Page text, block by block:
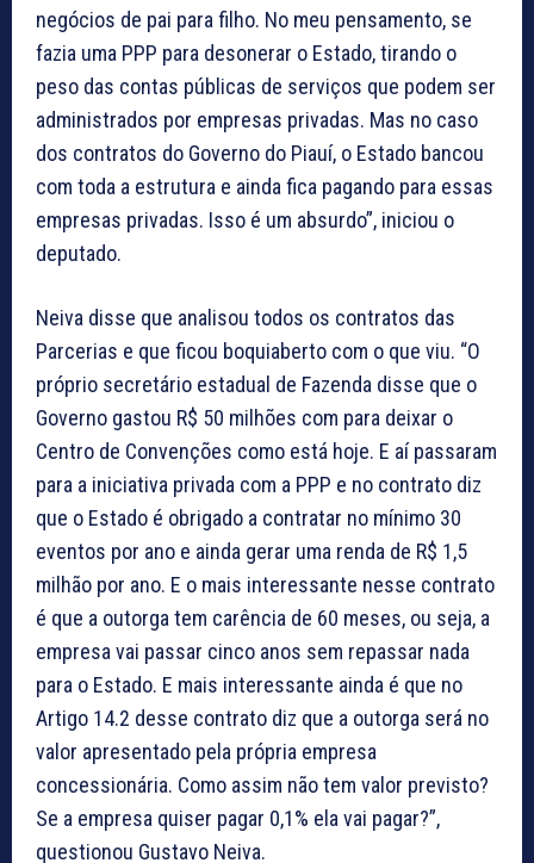
negócios de pai para filho. No meu pensamento, se
fazia uma PPP para desonerar o Estado, tirando o
peso das contas públicas de serviços que podem ser
administrados por empresas privadas. Mas no caso
dos contratos do Governo do Piauí, o Estado bancou
com toda a estrutura e ainda fica pagando para essas
empresas privadas. Isso é um absurdo”, iniciou o
deputado.
Neiva disse que analisou todos os contratos das
Parcerias e que ficou boquiaberto com o que viu. “O
próprio secretário estadual de Fazenda disse que o
Governo gastou R$ 50 milhões com para deixar o
Centro de Convenções como está hoje. E aí passaram
para a iniciativa privada com a PPP e no contrato diz
que o Estado é obrigado a contratar no mínimo 30
eventos por ano e ainda gerar uma renda de R$ 1,5
milhão por ano. E o mais interessante nesse contrato
é que a outorga tem carência de 60 meses, ou seja, a
empresa vai passar cinco anos sem repassar nada
para o Estado. E mais interessante ainda é que no
Artigo 14.2 desse contrato diz que a outorga será no
valor apresentado pela própria empresa
concessionária. Como assim não tem valor previsto?
Se a empresa quiser pagar 0,1% ela vai pagar?”,
questionou Gustavo Neiva.